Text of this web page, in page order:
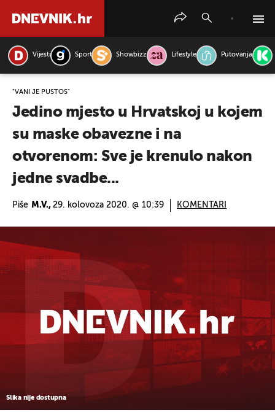
Vijesti Sport Showbizz Lifestyle Putovanja
"VANI JE PUSTOŠ"
Jedino mjesto u Hrvatskoj u kojem
su maske obavezne i na
otvorenom: Sve je krenulo nakon
jedne svadbe...
Piše M.V., 29. kolovoza 2020. @ 10:39 KOMENTARI
Slika nije dostupna
PRETRAŽITE VIJESTI